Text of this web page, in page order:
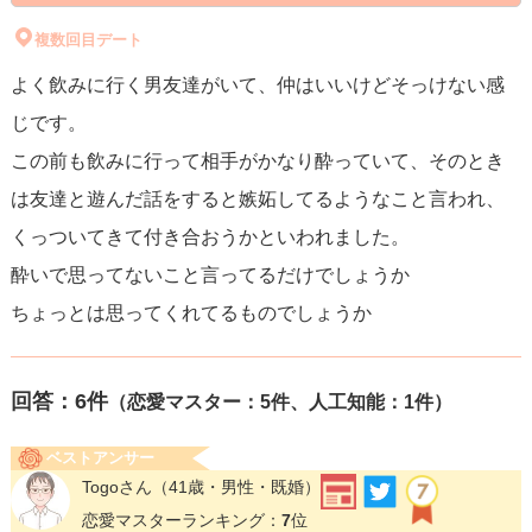
複数回目デート
よく飲みに行く男友達がいて、仲はいいけどそっけない感
じです。
この前も飲みに行って相手がかなり酔っていて、そのとき
は友達と遊んだ話をすると嫉妬してるようなこと言われ、
くっついてきて付き合おうかといわれました。
酔いで思ってないこと言ってるだけでしょうか
ちょっとは思ってくれてるものでしょうか
回答： 6件（恋愛マスター：5件、人工知能：1件）
ベストアンサー
Togoさん （41歳・男性・既婚）
恋愛マスターランキング： 7位